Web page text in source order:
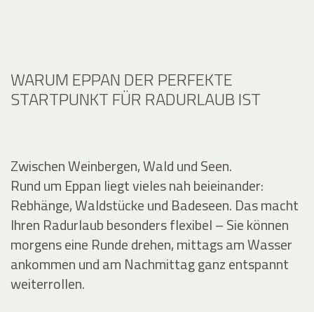
WARUM EPPAN DER PERFEKTE
STARTPUNKT FÜR RADURLAUB IST
Zwischen Weinbergen, Wald und Seen.
Rund um Eppan liegt vieles nah beieinander:
Rebhänge, Waldstücke und Badeseen. Das macht
Ihren Radurlaub besonders flexibel – Sie können
morgens eine Runde drehen, mittags am Wasser
ankommen und am Nachmittag ganz entspannt
weiterrollen.